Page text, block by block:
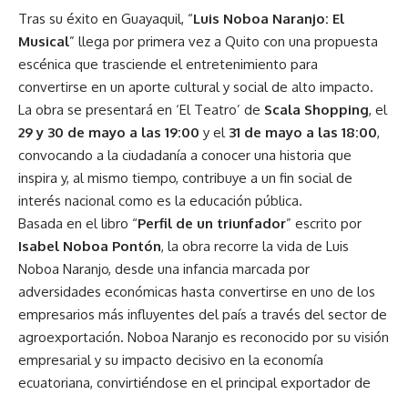
Tras su éxito en Guayaquil, “Luis Noboa Naranjo: El
Musical” llega por primera vez a Quito con una propuesta
escénica que trasciende el entretenimiento para
convertirse en un aporte cultural y social de alto impacto.
La obra se presentará en ‘El Teatro’ de Scala Shopping, el
29 y 30 de mayo a las 19:00 y el 31 de mayo a las 18:00,
convocando a la ciudadanía a conocer una historia que
inspira y, al mismo tiempo, contribuye a un fin social de
interés nacional como es la educación pública.
Basada en el libro “Perfil de un triunfador” escrito por
Isabel Noboa Pontón, la obra recorre la vida de Luis
Noboa Naranjo, desde una infancia marcada por
adversidades económicas hasta convertirse en uno de los
empresarios más influyentes del país a través del sector de
agroexportación. Noboa Naranjo es reconocido por su visión
empresarial y su impacto decisivo en la economía
ecuatoriana, convirtiéndose en el principal exportador de